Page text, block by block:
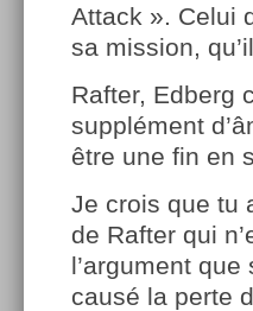
Attack ». Celui
sa mission,
Rafter, Edberg
supplément
être une fin en
Je crois que tu
de Rafter qui
l’argument
causé la perte